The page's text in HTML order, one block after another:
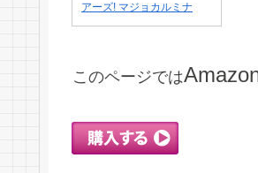
アーズ! マジョカルミナ
このページでは